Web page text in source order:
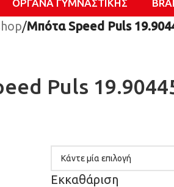
ΌΡΓΑΝΑ ΓΥΜΝΑΣΤΙΚΉΣ
/Μπότα Speed Puls
Puls
Εκκαθάριση